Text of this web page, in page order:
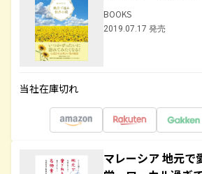
BOOKS
2019.07.17 発売
当社在庫切れ
マレーシア 地元で